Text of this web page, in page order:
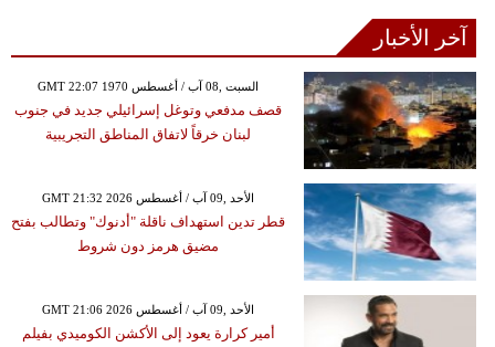
آخر الأخبار
GMT 22:07 1970 السبت ,08 آب / أغسطس
قصف مدفعي وتوغل إسرائيلي جديد في جنوب
لبنان خرقاً لاتفاق المناطق التجريبية
GMT 21:32 2026 الأحد ,09 آب / أغسطس
قطر تدين استهداف ناقلة "أدنوك" وتطالب بفتح
مضيق هرمز دون شروط
GMT 21:06 2026 الأحد ,09 آب / أغسطس
أمير كرارة يعود إلى الأكشن الكوميدي بفيلم